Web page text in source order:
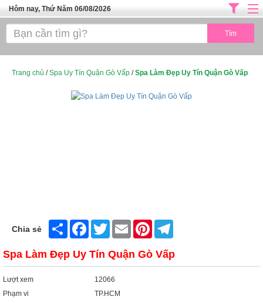
Hôm nay, Thứ Năm 06/08/2026
Trang chủ
SPA TPHCM
Salon Tóc - Tiệm Nail
Trang chủ /Spa Uy Tín Quận Gò Vấp /Spa Làm Đẹp Uy Tín Quận Gò Vấp
Chia sẻ Share FacebookTwitter Email Pinterest
Spa Làm Đẹp Uy Tín Quận Gò Vấp
Lượt xem
12066
Phạm vi
TP.HCM